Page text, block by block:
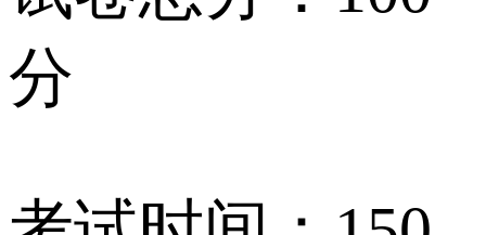
分